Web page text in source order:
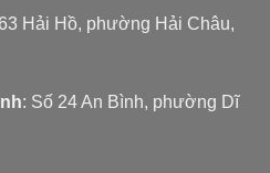
Hải Hồ, phường Hải Châu,
: Số 24 An Bình, phường Dĩ